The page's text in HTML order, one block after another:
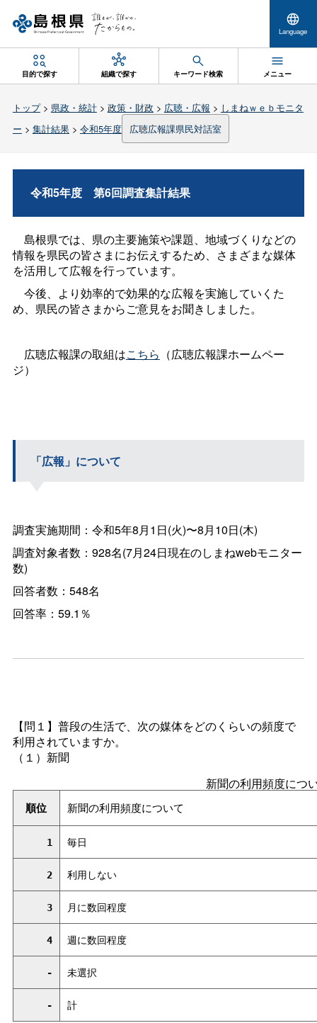
Language
目的で探す 組織で探す キーワード検索 メニュー
トップ> 県政・統計> 政策・財政 > 広聴・広報 > しまねｗｅｂモニタ
ー > 集計結果> 令和5年度 広聴広報課県民対話室
令和5年度 第6回調査集計結果
島根県では、県の主要施策や課題、地域づくりなどの
情報を県民の皆さまにお伝えするため、さまざまな媒体
を活用して広報を行っています。
今後、より効率的で効果的な広報を実施していくた
め、県民の皆さまからご意見をお聞きしました。
広聴広報課の取組はこちら （広聴広報課ホームペー
ジ）
「広報」について
調査実施期間：令和5年8月1日(火)〜8月10日(木)
調査対象者数：928名(7月24日現在のしまねwebモニター
数)
回答者数：548名
回答率：59.1％
【問１】普段の生活で、次の媒体をどのくらいの頻度で
利用されていますか。
（１）新聞
新聞の利用頻度につ
順位 新聞の利用頻度について
1 毎日
2 利用しない
3 月に数回程度
4 週に数回程度
- 未選択
- 計